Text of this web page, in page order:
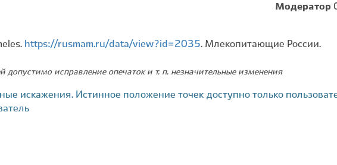
Модератор
https://rusmam.ru/data/view?id=2035. Млекопитающие России.
допустимо исправление опечаток и т. п. незначительные изменения
искажения. Истинное положение точек доступно только